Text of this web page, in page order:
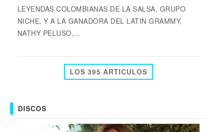
LEYENDAS COLOMBIANAS DE LA SALSA, GRUPO
NICHE, Y A LA GANADORA DEL LATIN GRAMMY,
NATHY PELUSO,...
LOS 395 ARTICULOS
DISCOS